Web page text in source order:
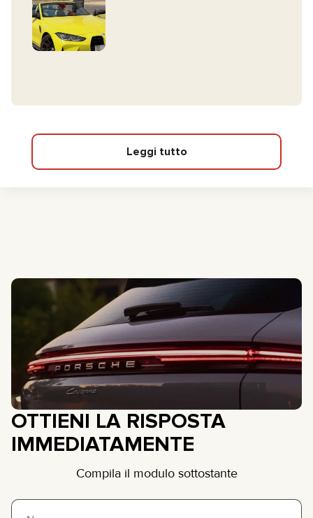
Leggi tutto
OTTIENI LA RISPOSTA
IMMEDIATAMENTE
Compila il modulo sottostante